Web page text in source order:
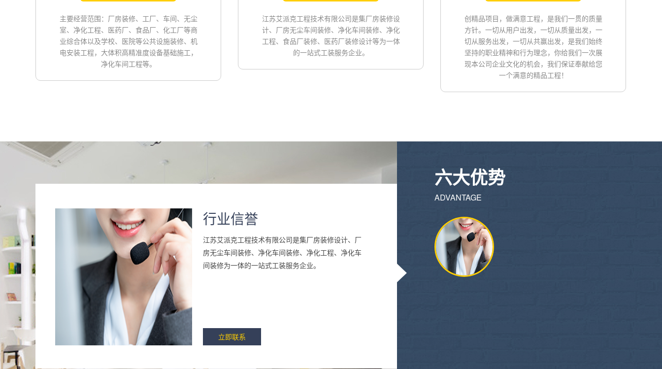
主要经营范围：厂房装修、工厂、车间、无尘
室、净化工程、医药厂、食品厂、化工厂等商
业综合体以及学校、医院等公共设施装修、机
电安装工程，大体积高精准度设备基础施工，
净化车间工程等。
江苏艾派克工程技术有限公司是集厂房装修设
计、厂房无尘车间装修、净化车间装修、净化
工程、食品厂装修、医药厂装修设计等为一体
的一站式工装服务企业。
创精品项目，做满意工程，是我们一贯的质量
方针。一切从用户出发，一切从质量出发，一
切从服务出发，一切从共赢出发，是我们始终
坚持的职业精神和行为理念，你给我们一次展
现本公司企业文化的机会，我们保证奉献给您
一个满意的精品工程！
行业信誉
江苏艾派克工程技术有限公司是集厂房装修设计、厂
房无尘车间装修、净化车间装修、净化工程、净化车
间装修为一体的一站式工装服务企业。
立即联系
六大优势
ADVANTAGE